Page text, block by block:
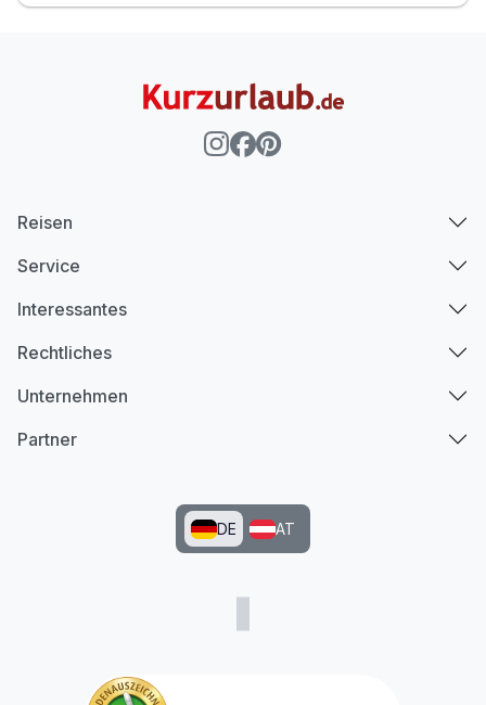
Reisen
Service
Interessantes
Rechtliches
Unternehmen
Partner
DE AT